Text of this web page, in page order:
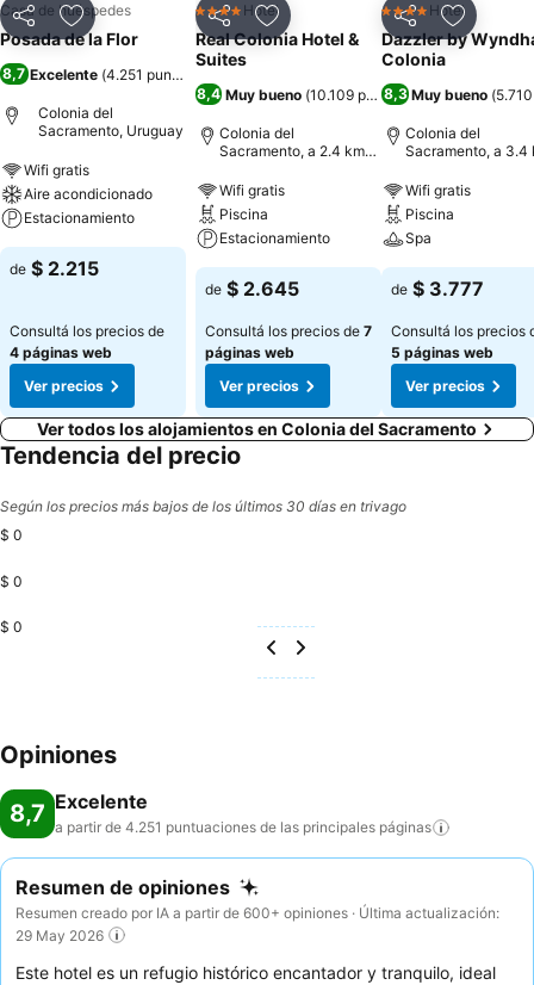
CompartirAñadir a favoritos
Casa de huéspedes
Posada de la Flor
8,7 Excelente (4.251 puntuaciones
Colonia del
Sacramento, Uruguay
Wifi gratis
Aire acondicionado
Estacionamiento
de $ 2.215
Consultá los precios de
4 páginas web
Ver precios
CompartirAñadir a favoritos
4 EstrellasHotel
Real Colonia Hotel &
Suites
8,4 Muy bueno (10.109 puntuaciones)
Colonia del
Sacramento, a 2.4 km
Wifi gratis
Piscina
Estacionamiento
de $ 2.645
Consultá los precios de 7
páginas web
Ver precios
CompartirAñadir
4 EstrellasHotel
Dazzler by
Colonia
8,3 Muy bueno (
Colonia del
Sacramento, a 3.4
Wifi gratis
Piscina
Spa
de $ 3.777
Consultá los precios
5 páginas web
Ver precios
Ver todos los alojamientos en Colonia del Sacramento
Tendencia del precio
Según los precios más bajos de los últimos 30 días en trivago
$ 0
$ 0
$ 0
Opiniones
8,7 Excelente
a partir de 4.251 puntuaciones de las principales páginas
Resumen de opiniones
Resumen creado por IA a partir de 600+ opiniones · Última actualización:
29 May 2026
Este hotel es un refugio histórico encantador y tranquilo, ideal